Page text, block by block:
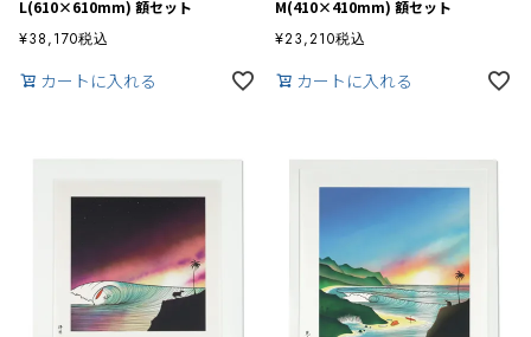
L(610×610mm) 額セット
¥38,170税込
カートに入れる
M(410×410mm) 額セット
¥23,210税込
カートに入れる